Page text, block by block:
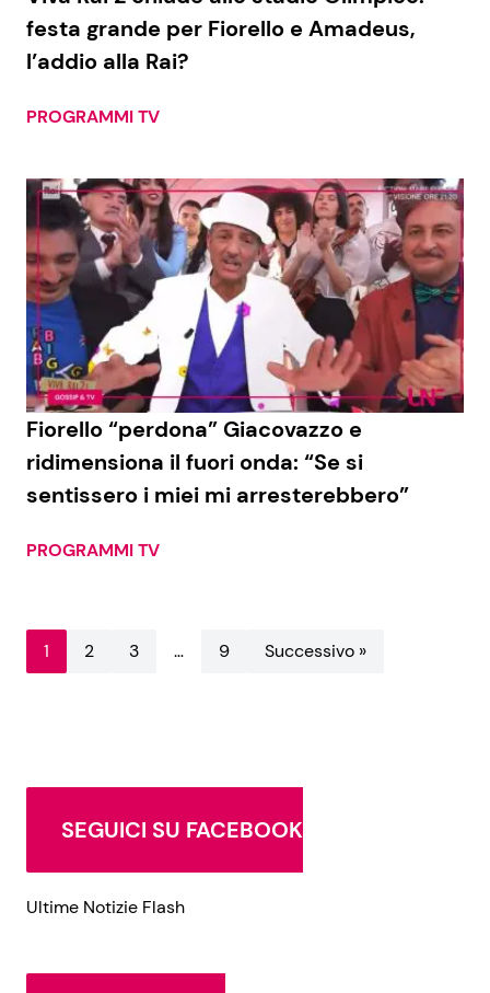
festa grande per Fiorello e Amadeus,
l’addio alla Rai?
PROGRAMMI TV
Fiorello “perdona” Giacovazzo e
ridimensiona il fuori onda: “Se si
sentissero i miei mi arresterebbero”
PROGRAMMI TV
1 2 3 … 9 Successivo »
SEGUICI SU FACEBOOK
Ultime Notizie Flash